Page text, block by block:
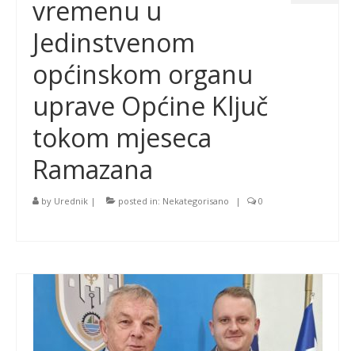
vremenu u
Jedinstvenom
općinskom organu
uprave Općine Ključ
tokom mjeseca
Ramazana
by Urednik | posted in: Nekategorisano | 0